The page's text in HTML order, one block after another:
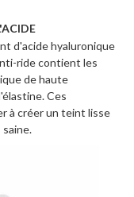
d'acide hyaluronique
ride contient les
de haute
Ces
à créer un teint lisse